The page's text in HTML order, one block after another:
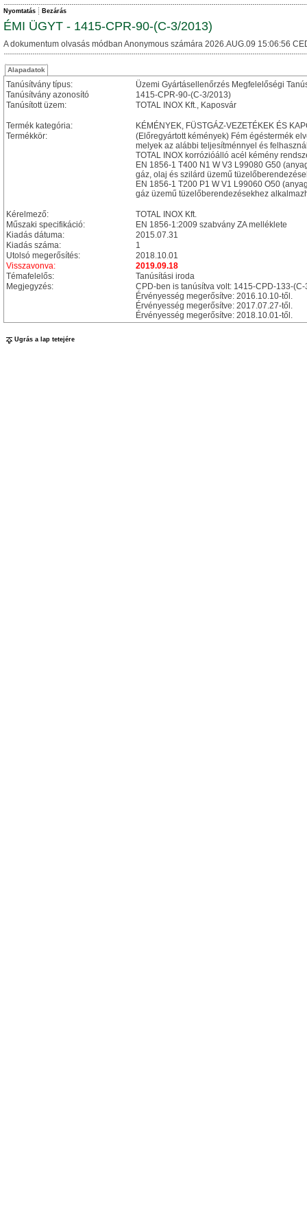
Nyomtatás Bezárás
ÉMI ÜGYT - 1415-CPR-90-(C-3/2013)
A dokumentum olvasás módban Anonymous számára 2026.AUG.09 15:06:56
Alapadatok
Tanúsítvány típus:
Üzemi Gyártásellenőrzés Megfelelőségi
Tanúsítvány azonosító
1415-CPR-90-(C-3/2013)
Tanúsított üzem:
TOTAL INOX Kft., Kaposvár
Termék kategória:
KÉMÉNYEK, FÜSTGÁZ-VEZETÉKEK ÉS
Termékkör:
(Előregyártott kémények) Fém égéstermék
melyek az alábbi teljesítménnyel és
TOTAL INOX korrózióálló acél kémény
EN 1856-1 T400 N1 W V3 L99080 G50
gáz, olaj és szilárd üzemű
EN 1856-1 T200 P1 W V1 L99060 O50
gáz üzemű tüzelőberendezésekhez
Kérelmező:
TOTAL INOX Kft.
Műszaki specifikáció:
EN 1856-1:2009 szabvány ZA melléklete
Kiadás dátuma:
2015.07.31
Kiadás száma:
1
Utolsó megerősítés:
2018.10.01
Visszavonva:
2019.09.18
Témafelelős:
Tanúsítási iroda
Megjegyzés:
CPD-ben is tanúsítva volt: 1415-CPD-133-
Érvényesség megerősítve: 2016.10.10-től.
Érvényesség megerősítve: 2017.07.27-től.
Érvényesség megerősítve: 2018.10.01-től.
Ugrás a lap tetejére